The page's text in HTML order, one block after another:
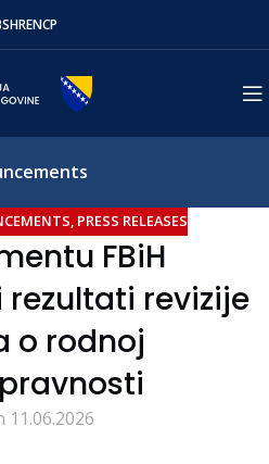
HRENСР
, PRESS RELEASES
FBiH
revizije
o rodnoj
11.06.2026